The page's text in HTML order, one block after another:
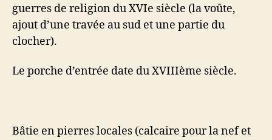
guerres de religion du XVIe siècle (la voûte,
ajout d’une travée au sud et une partie du
clocher).
Le porche d’entrée date du XVIIIème siècle.
Bâtie en pierres locales (calcaire pour la nef et